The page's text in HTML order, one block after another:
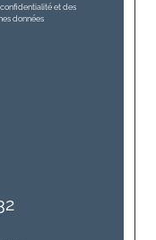
et des
données